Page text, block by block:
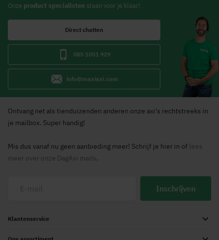
Onze product specialisten staan voor je klaar!
Direct chatten
085 1051 929
info@maxiaxi.com
Ontvang net als tienduizenden anderen onze axi's rechtstreeks in
je mailbox. Super handig!
Mis dus vanaf nu geen aanbieding meer! Schrijf je hier in of lees
meer over onze DagAxi mails.
Inschrijven
Klantenservice